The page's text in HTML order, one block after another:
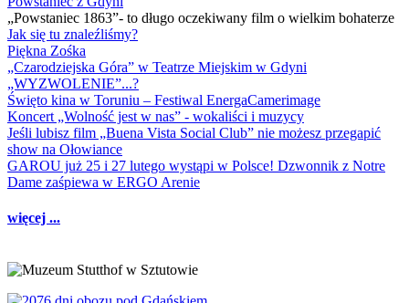
„Powstaniec 1863”- to długo oczekiwany film o wielkim bohaterze
Jak się tu znaleźliśmy?
Piękna Zośka
„Czarodziejska Góra” w Teatrze Miejskim w Gdyni
„WYZWOLENIE”...?
Święto kina w Toruniu – Festiwal EnergaCamerimage
Koncert „Wolność jest w nas” - wokaliści i muzycy
Jeśli lubisz film „Buena Vista Social Club” nie możesz przegapić
show na Ołowiance
GAROU już 25 i 27 lutego wystąpi w Polsce! Dzwonnik z Notre
Dame zaśpiewa w ERGO Arenie
więcej ...